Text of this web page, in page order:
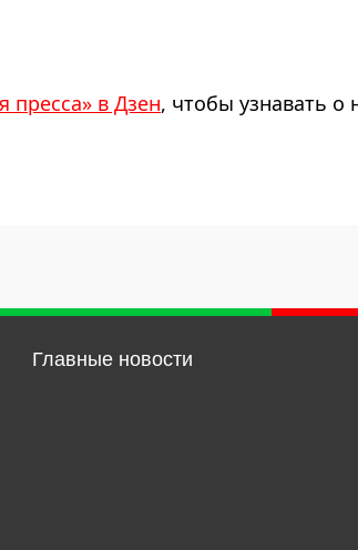
пресса» в Дзен, чтобы узнавать о
Главные новости